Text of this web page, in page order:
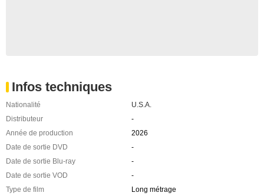
Infos techniques
Nationalité
U.S.A.
Distributeur
-
Année de production
2026
Date de sortie DVD
-
Date de sortie Blu-ray
-
Date de sortie VOD
-
Type de film
Long métrage